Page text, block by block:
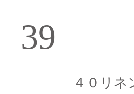
39
４０リ